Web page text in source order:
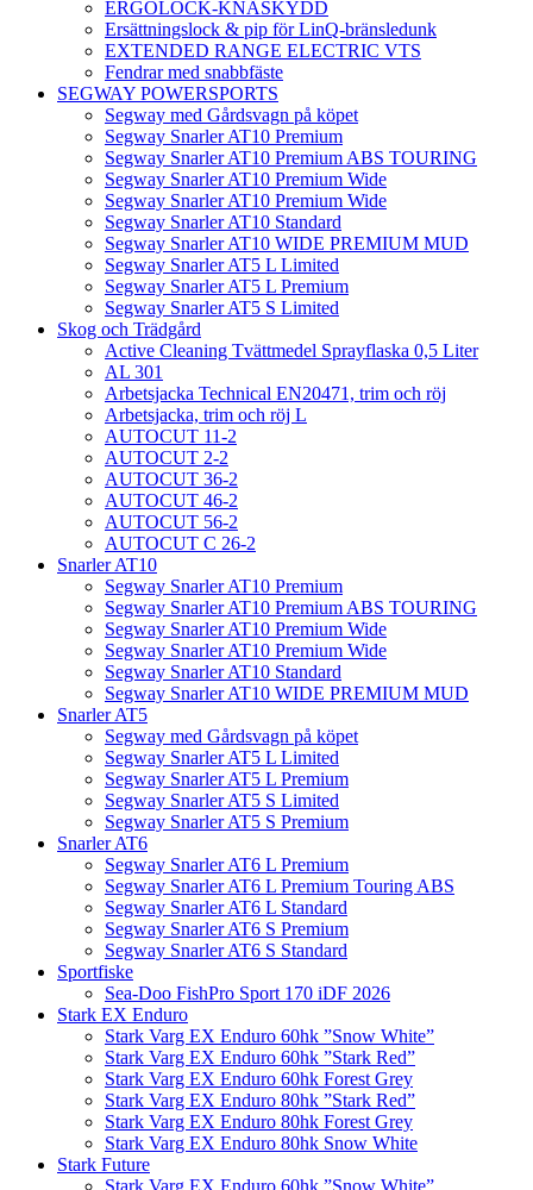
ERGOLOCK-KNÄSKYDD
Ersättningslock & pip för LinQ-bränsledunk
EXTENDED RANGE ELECTRIC VTS
Fendrar med snabbfäste
SEGWAY POWERSPORTS
Segway med Gårdsvagn på köpet
Segway Snarler AT10 Premium
Segway Snarler AT10 Premium ABS TOURING
Segway Snarler AT10 Premium Wide
Segway Snarler AT10 Premium Wide
Segway Snarler AT10 Standard
Segway Snarler AT10 WIDE PREMIUM MUD
Segway Snarler AT5 L Limited
Segway Snarler AT5 L Premium
Segway Snarler AT5 S Limited
Skog och Trädgård
Active Cleaning Tvättmedel Sprayflaska 0,5 Liter
AL 301
Arbetsjacka Technical EN20471, trim och röj
Arbetsjacka, trim och röj L
AUTOCUT 11-2
AUTOCUT 2-2
AUTOCUT 36-2
AUTOCUT 46-2
AUTOCUT 56-2
AUTOCUT C 26-2
Snarler AT10
Segway Snarler AT10 Premium
Segway Snarler AT10 Premium ABS TOURING
Segway Snarler AT10 Premium Wide
Segway Snarler AT10 Premium Wide
Segway Snarler AT10 Standard
Segway Snarler AT10 WIDE PREMIUM MUD
Snarler AT5
Segway med Gårdsvagn på köpet
Segway Snarler AT5 L Limited
Segway Snarler AT5 L Premium
Segway Snarler AT5 S Limited
Segway Snarler AT5 S Premium
Snarler AT6
Segway Snarler AT6 L Premium
Segway Snarler AT6 L Premium Touring ABS
Segway Snarler AT6 L Standard
Segway Snarler AT6 S Premium
Segway Snarler AT6 S Standard
Sportfiske
Sea-Doo FishPro Sport 170 iDF 2026
Stark EX Enduro
Stark Varg EX Enduro 60hk ”Snow White”
Stark Varg EX Enduro 60hk ”Stark Red”
Stark Varg EX Enduro 60hk Forest Grey
Stark Varg EX Enduro 80hk ”Stark Red”
Stark Varg EX Enduro 80hk Forest Grey
Stark Varg EX Enduro 80hk Snow White
Stark Future
Stark Varg EX Enduro 60hk ”Snow White”